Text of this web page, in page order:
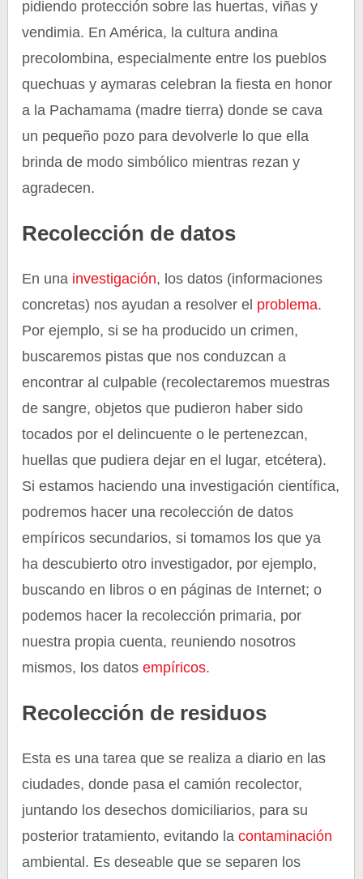
pidiendo protección sobre las huertas, viñas y
vendimia. En América, la cultura andina
precolombina, especialmente entre los pueblos
quechuas y aymaras celebran la fiesta en honor
a la Pachamama (madre tierra) donde se cava
un pequeño pozo para devolverle lo que ella
brinda de modo simbólico mientras rezan y
agradecen.
Recolección de datos
En una investigación, los datos (informaciones
concretas) nos ayudan a resolver el problema.
Por ejemplo, si se ha producido un crimen,
buscaremos pistas que nos conduzcan a
encontrar al culpable (recolectaremos muestras
de sangre, objetos que pudieron haber sido
tocados por el delincuente o le pertenezcan,
huellas que pudiera dejar en el lugar, etcétera).
Si estamos haciendo una investigación científica,
podremos hacer una recolección de datos
empíricos secundarios, si tomamos los que ya
ha descubierto otro investigador, por ejemplo,
buscando en libros o en páginas de Internet; o
podemos hacer la recolección primaria, por
nuestra propia cuenta, reuniendo nosotros
mismos, los datos empíricos.
Recolección de residuos
Esta es una tarea que se realiza a diario en las
ciudades, donde pasa el camión recolector,
juntando los desechos domiciliarios, para su
posterior tratamiento, evitando lacontaminación
ambiental. Es deseable que se separen los